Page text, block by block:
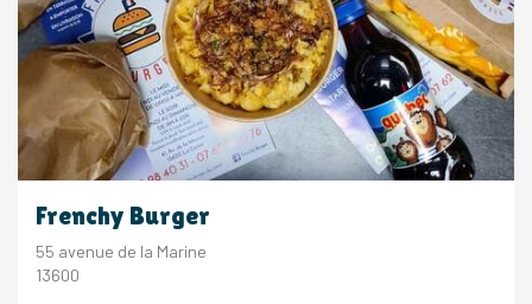
Frenchy Burger
55 avenue de la Marine
13600